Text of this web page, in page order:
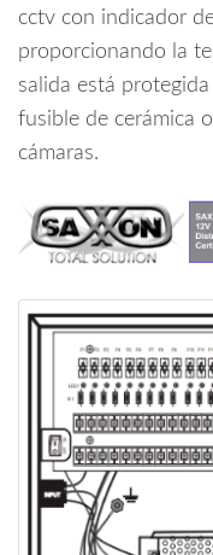
contra
Sobrecargas/
UL/
cantidad
cctv con indicador
proporcionando la
salida está
fusible de cerámica
cámaras.